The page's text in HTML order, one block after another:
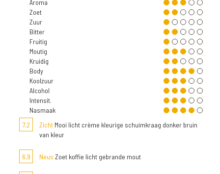
Aroma
Zoet
Zuur
Bitter
Fruitig
Moutig
Kruidig
Body
Koolzuur
Alcohol
Intensit.
Nasmaak
7,2
Zicht Mooi licht crème kleurige schuimkraag donker bruin
van kleur
6,9 Neus Zoet koffie licht gebrande mout